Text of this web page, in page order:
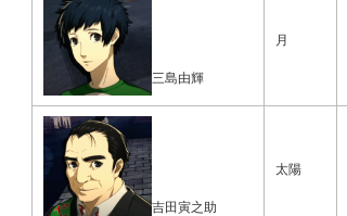
三島由輝
月
吉田寅之助
太陽